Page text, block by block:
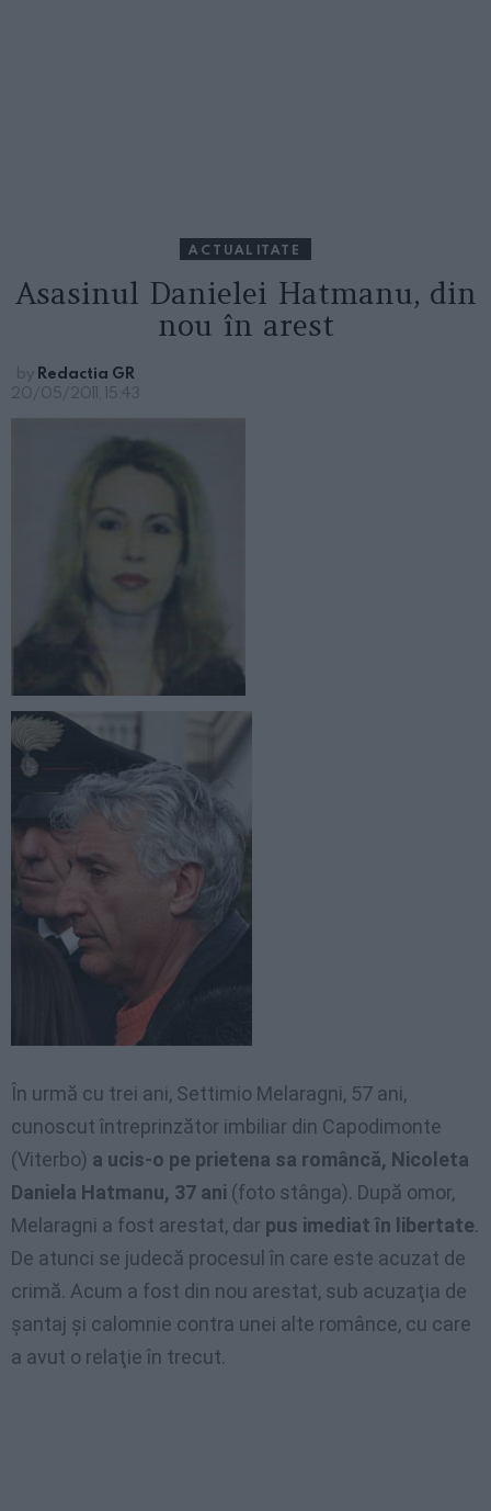
ACTUALITATE
Asasinul Danielei Hatmanu, din
nou în arest
by Redactia GR
20/05/2011, 15:43
În urmă cu trei ani, Settimio Melaragni, 57 ani,
cunoscut întreprinzător imbiliar din Capodimonte
(Viterbo) a ucis-o pe prietena sa româncă, Nicoleta
Daniela Hatmanu, 37 ani (foto stânga). După omor,
Melaragni a fost arestat, dar pus imediat în libertate.
De atunci se judecă procesul în care este acuzat de
crimă. Acum a fost din nou arestat, sub acuzaţia de
şantaj şi calomnie contra unei alte românce, cu care
a avut o relaţie în trecut.